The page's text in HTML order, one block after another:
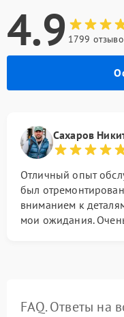
4.9 1799
Сахаров
Отличный опыт
был
вниманием к
мои ожидания.
FAQ. Ответы на